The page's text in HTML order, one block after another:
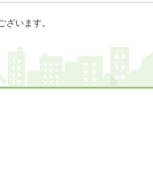
います。